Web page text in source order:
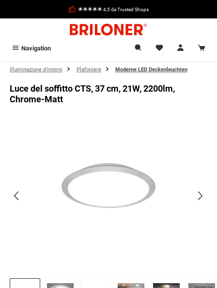
🌟🌟🌟🌟🌟 4,5 da Trusted Shops
Navigation
Illuminazione d'interni Plafoniere Moderne LED Deckenleuchten
Luce del soffitto CTS, 37 cm, 21W, 2200lm,
Chrome-Matt